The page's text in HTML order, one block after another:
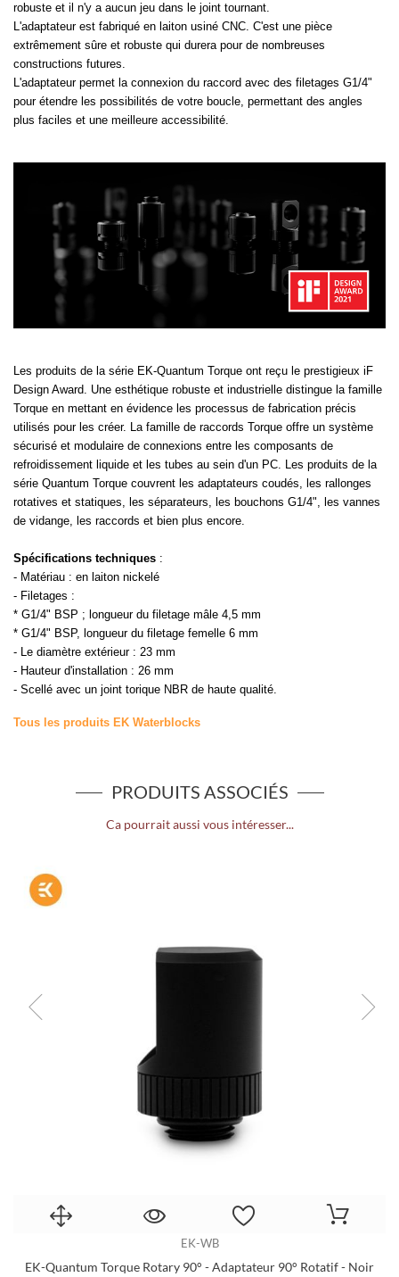
robuste et il n'y a aucun jeu dans le joint tournant.
L'adaptateur est fabriqué en laiton usiné CNC. C'est une pièce
extrêmement sûre et robuste qui durera pour de nombreuses
constructions futures.
L'adaptateur permet la connexion du raccord avec des filetages G1/4"
pour étendre les possibilités de votre boucle, permettant des angles
plus faciles et une meilleure accessibilité.
Les produits de la série EK-Quantum Torque ont reçu le prestigieux iF
Design Award. Une esthétique robuste et industrielle distingue la famille
Torque en mettant en évidence les processus de fabrication précis
utilisés pour les créer. La famille de raccords Torque offre un système
sécurisé et modulaire de connexions entre les composants de
refroidissement liquide et les tubes au sein d'un PC. Les produits de la
série Quantum Torque couvrent les adaptateurs coudés, les rallonges
rotatives et statiques, les séparateurs, les bouchons G1/4", les vannes
de vidange, les raccords et bien plus encore.
Spécifications techniques :
- Matériau : en laiton nickelé
- Filetages :
* G1/4" BSP ; longueur du filetage mâle 4,5 mm
* G1/4" BSP, longueur du filetage femelle 6 mm
- Le diamètre extérieur : 23 mm
- Hauteur d'installation : 26 mm
- Scellé avec un joint torique NBR de haute qualité.
Tous les produits EK Waterblocks
PRODUITS ASSOCIÉS
Ca pourrait aussi vous intéresser...
EK-WB
EK-Quantum Torque Rotary 90° - Adaptateur 90° Rotatif - Noir